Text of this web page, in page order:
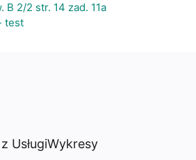
B 2/2 str. 14 zad. 11a
test
UsługiWykresy